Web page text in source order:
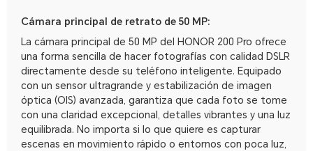
Cámara principal de retrato de 50 MP:
La cámara principal de 50 MP del HONOR 200 Pro ofrece
una forma sencilla de hacer fotografías con calidad DSLR
directamente desde su teléfono inteligente. Equipado
con un sensor ultragrande y estabilización de imagen
óptica (OIS) avanzada, garantiza que cada foto se tome
con una claridad excepcional, detalles vibrantes y una luz
equilibrada. No importa si lo que quiere es capturar
escenas en movimiento rápido o entornos con poca luz,